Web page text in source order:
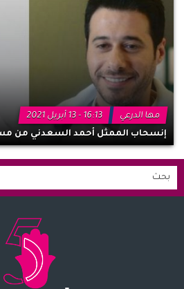
مها الدرعي
16:13 - 13 أبريل 2021
إنسحاب الممثل أحمد السعدني من